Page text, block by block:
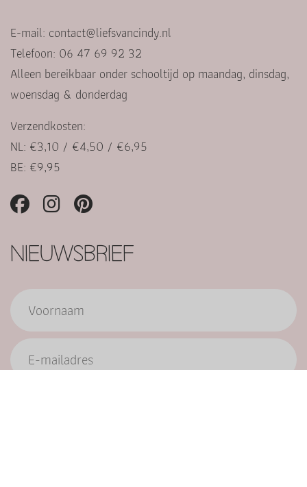
E-mail: contact@liefsvancindy.nl
Telefoon: 06 47 69 92 32
Alleen bereikbaar onder schooltijd op maandag, dinsdag,
woensdag & donderdag
Verzendkosten:
NL: €3,10 / €4,50 / €6,95
BE: €9,95
NIEUWSBRIEF